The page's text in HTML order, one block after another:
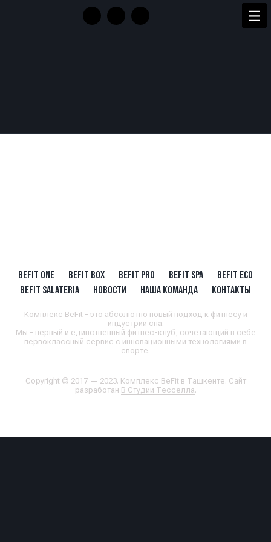
BEFIT ONE BEFIT BOX BEFIT PRO BEFIT SPA
BEFIT ECO
BEFIT SALATERIA
НОВОСТИ НАША КОМАНДА КОНТАКТЫ
Комплекс BeFit - это абсолютно новый подход к фитнесу и
индустрии спа.
Мы - первый и единственный фитнес-клуб, сочетающий в себе
первоклассный сервис с инновационными технологиями в
спорте.
Copyright © 2017 — 2023. Комплекс BeFit в Ташкенте. Сайт
разработан В Студии Тесселла.